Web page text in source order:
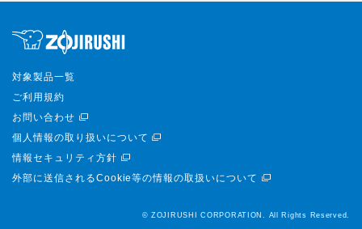
対象製品一覧
ご利用規約
お問い合わせ
個人情報の取り扱いについて
情報セキュリティ方針
外部に送信されるCookie等の情報の取扱いについて
© ZOJIRUSHI CORPORATION. All Rights Reserved.